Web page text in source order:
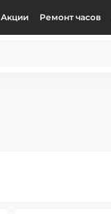
Акции Ремонт часов